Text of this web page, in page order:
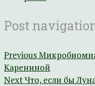
Post
Previous
Карениной
NextЧто, если бы